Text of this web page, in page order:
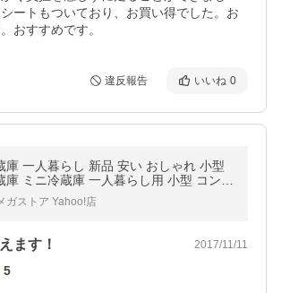
ートもついており、お買い得でした。お
おすすめです。
違反報告 いいね 0
庫 一人暮らし 新品 安い おしゃれ 小型
庫 ミニ冷蔵庫 一人暮らし用 小型 コンパ
45Ｌ アイリスオーヤマ 45L (D)[OP]
ガストア Yahoo!店
ます！ 2017/11/11
5